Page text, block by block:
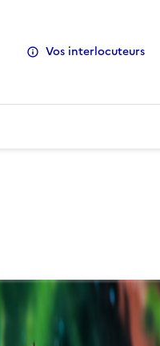
Vos interlocuteurs